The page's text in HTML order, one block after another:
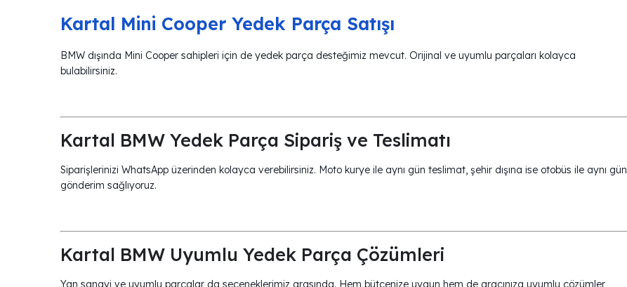
Kartal Mini Cooper Yedek Parça Satışı
BMW dışında Mini Cooper sahipleri için de yedek parça desteğimiz mevcut. Orijinal ve uyumlu parçaları kolayca
bulabilirsiniz.
Kartal BMW Yedek Parça Sipariş ve Teslimatı
Siparişlerinizi WhatsApp üzerinden kolayca verebilirsiniz. Moto kurye ile aynı gün teslimat, şehir dışına ise otobüs ile aynı gün
gönderim sağlıyoruz.
Kartal BMW Uyumlu Yedek Parça Çözümleri